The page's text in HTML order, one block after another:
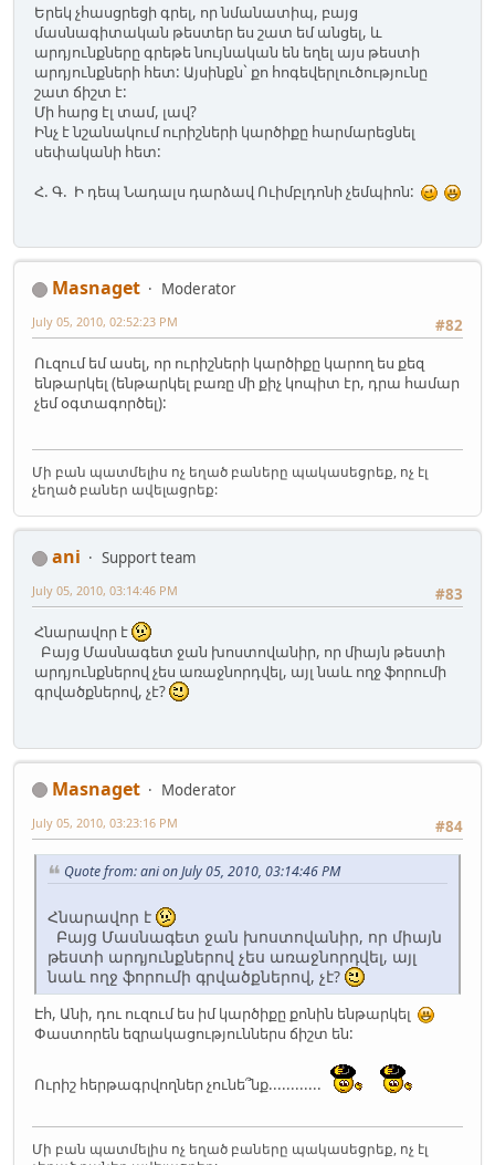
Երեկ չհասցրեցի գրել, որ նմանատիպ, բայց
մասնագիտական թեստեր ես շատ եմ անցել, և
արդյունքները գրեթե նույնական են եղել այս թեստի
արդյունքների հետ: Այսինքն` քո հոգեվերլուծությունը
շատ ճիշտ է:
Մի հարց էլ տամ, լավ?
Ինչ է նշանակում ուրիշների կարծիքը հարմարեցնել
սեփականի հետ:
Հ. Գ. Ի դեպ Նադալս դարձավ Ուիմբլդոնի չեմպիոն:
Masnaget
Moderator
#82
July 05, 2010, 02:52:23 PM
Ուզում եմ ասել, որ ուրիշների կարծիքը կարող ես քեզ
ենթարկել (ենթարկել բառը մի քիչ կոպիտ էր, դրա համար
չեմ օգտագործել):
Մի բան պատմելիս ոչ եղած բաները պակասեցրեք, ոչ էլ
չեղած բաներ ավելացրեք:
ani
Support team
#83
July 05, 2010, 03:14:46 PM
Հնարավոր է
Բայց Մասնագետ ջան խոստովանիր, որ միայն թեստի
արդյունքներով չես առաջնորդվել, այլ նաև ողջ ֆորումի
գրվածքներով, չէ?
Masnaget
Moderator
#84
July 05, 2010, 03:23:16 PM
Quote from: ani on July 05, 2010, 03:14:46 PM
Հնարավոր է
Բայց Մասնագետ ջան խոստովանիր, որ միայն
թեստի արդյունքներով չես առաջնորդվել, այլ
նաև ողջ ֆորումի գրվածքներով, չէ?
Էհ, Անի, դու ուզում ես իմ կարծիքը քոնին ենթարկել
Փաստորեն եզրակացություններս ճիշտ են:
Ուրիշ հերթագրվողներ չունե՞նք............
Մի բան պատմելիս ոչ եղած բաները պակասեցրեք, ոչ էլ